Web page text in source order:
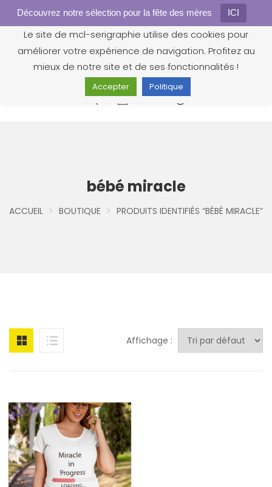
Découvrez notre sélection pour la fête des mères ICI
0
bébé miracle
ACCUEIL BOUTIQUE PRODUITS IDENTIFIÉS “BÉBÉ MIRACLE”
Affichage :
Gestion des cookies
Le site de mcl-serigraphie utilise des cookies pour
améliorer votre expérience de navigation. Profitez au
mieux de notre site et de ses fonctionnalités !
Accepter Politique